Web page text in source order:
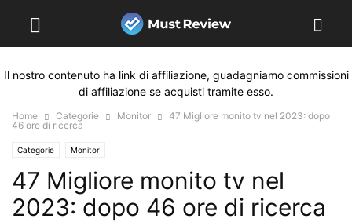
Il nostro contenuto ha link di affiliazione, guadagniamo commissioni
di affiliazione se acquisti tramite esso.
Home Categorie Monitor
47 Migliore monito tv nel 2023: dopo
46 ore di ricerca
Categorie Monitor
47 Migliore monito tv nel
2023: dopo 46 ore di ricerca